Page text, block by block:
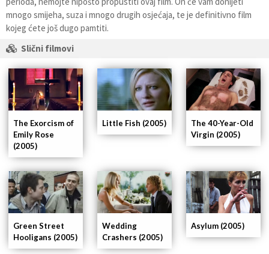
mnogo smijeha, suza i mnogo drugih osjećaja, te je definitivno film
kojeg ćete još dugo pamtiti.
Slični filmovi
Asylum (2005)
Wedding
Crashers (2005)
Green Street
Hooligans (2005)
The 40-Year-Old
Virgin (2005)
Little Fish (2005)
The Exorcism of
Emily Rose
(2005)